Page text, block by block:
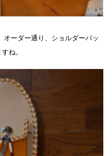
オーダー通り、ショルダーパッ
ね。